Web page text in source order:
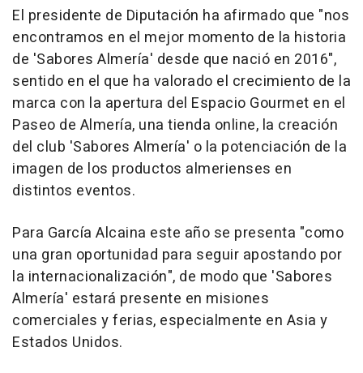
El presidente de Diputación ha afirmado que "nos
encontramos en el mejor momento de la historia
de 'Sabores Almería' desde que nació en 2016",
sentido en el que ha valorado el crecimiento de la
marca con la apertura del Espacio Gourmet en el
Paseo de Almería, una tienda online, la creación
del club 'Sabores Almería' o la potenciación de la
imagen de los productos almerienses en
distintos eventos.
Para García Alcaina este año se presenta "como
una gran oportunidad para seguir apostando por
la internacionalización", de modo que 'Sabores
Almería' estará presente en misiones
comerciales y ferias, especialmente en Asia y
Estados Unidos.